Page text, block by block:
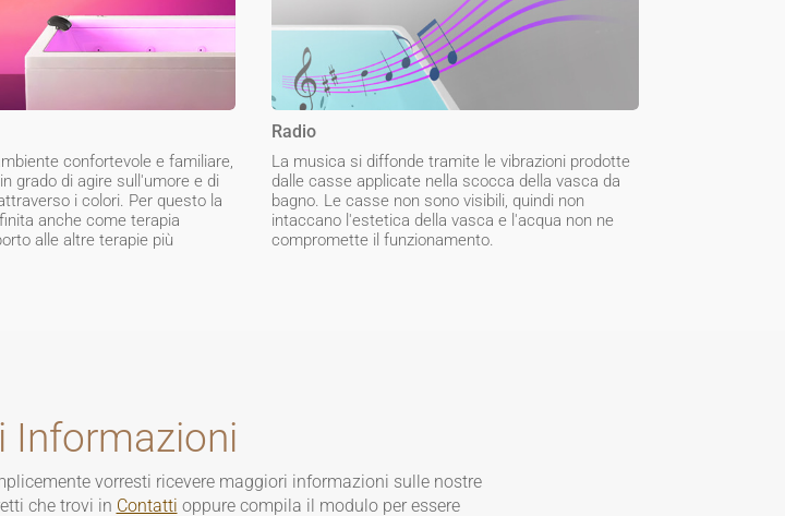
confortevole e familiare,
grado di agire sull'umore e di
i colori. Per questo la
anche come terapia
alle altre terapie più
Radio
La musica si diffonde tramite le vibrazioni prodotte
dalle casse applicate nella scocca della vasca da
bagno. Le casse non sono visibili, quindi non
intaccano l'estetica della vasca e l'acqua non ne
compromette il funzionamento.
Informazioni
vorresti ricevere maggiori informazioni sulle nostre
che trovi in Contatti oppure compila il modulo per essere